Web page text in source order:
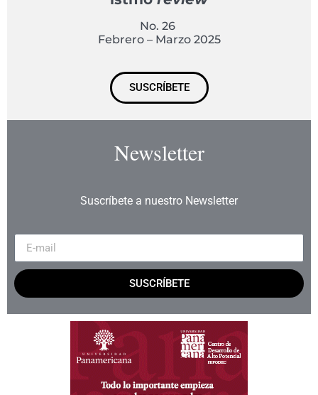
No. 26
Febrero – Marzo 2025
SUSCRÍBETE
Newsletter
Suscríbete a nuestro Newsletter
SUSCRÍBETE